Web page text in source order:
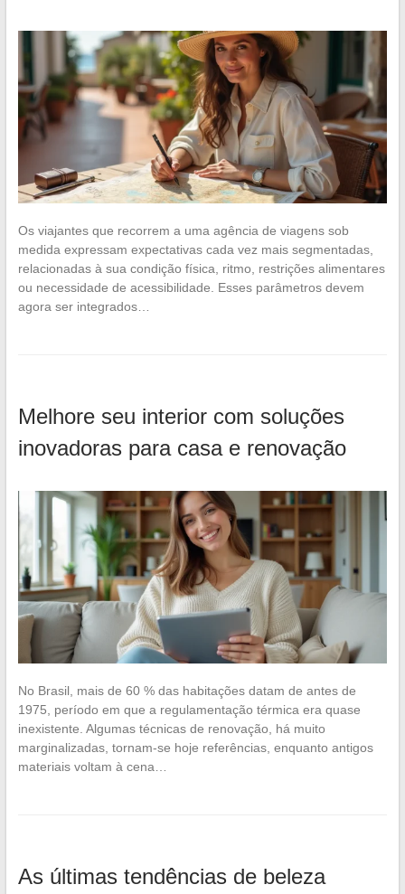
Os viajantes que recorrem a uma agência de viagens sob
medida expressam expectativas cada vez mais segmentadas,
relacionadas à sua condição física, ritmo, restrições alimentares
ou necessidade de acessibilidade. Esses parâmetros devem
agora ser integrados…
Melhore seu interior com soluções
inovadoras para casa e renovação
No Brasil, mais de 60 % das habitações datam de antes de
1975, período em que a regulamentação térmica era quase
inexistente. Algumas técnicas de renovação, há muito
marginalizadas, tornam-se hoje referências, enquanto antigos
materiais voltam à cena…
As últimas tendências de beleza